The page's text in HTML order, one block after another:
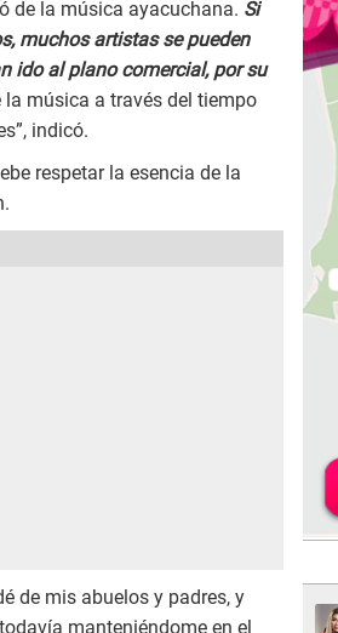
de la música ayacuchana. Si
muchos artistas se pueden
ido al plano comercial, por su
música a través del tiempo
indicó.
respetar la esencia de la
de mis abuelos y padres, y
manteniéndome en el